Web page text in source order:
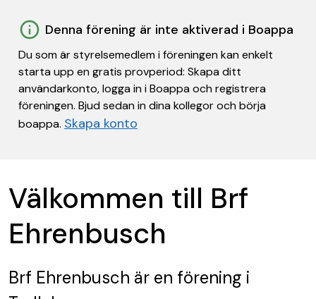
Denna förening är inte aktiverad i Boappa
Du som är styrelsemedlem i föreningen kan enkelt
starta upp en gratis provperiod: Skapa ditt
användarkonto, logga in i Boappa och registrera
föreningen. Bjud sedan in dina kollegor och börja
boappa. Skapa konto
Välkommen till Brf
Ehrenbusch
Brf Ehrenbusch är en förening i